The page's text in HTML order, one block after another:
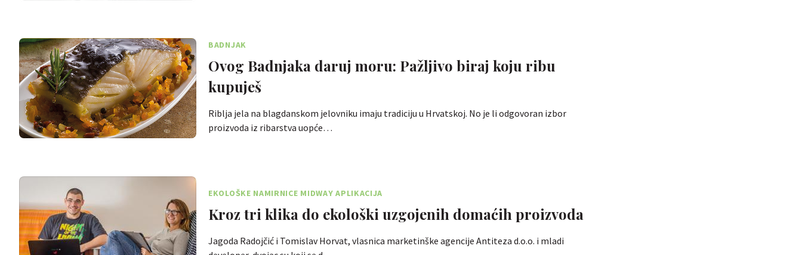
BADNJAK
Ovog Badnjaka daruj moru: Pažljivo biraj koju ribu
kupuješ
Riblja jela na blagdanskom jelovniku imaju tradiciju u Hrvatskoj. No je li odgovoran izbor
proizvoda iz ribarstva uopće…
EKOLOŠKE NAMIRNICE MIDWAY APLIKACIJA
Kroz tri klika do ekološki uzgojenih domaćih proizvoda
Jagoda Radojčić i Tomislav Horvat, vlasnica marketinške agencije Antiteza d.o.o. i mladi